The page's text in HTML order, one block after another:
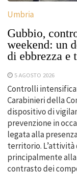
Umbria
Gubbio,
weekend: un
di ebbrezza e
5 AGOSTO 2026
Controlli
Carabinieri della
dispositivo di
prevenzione in
legata alla
territorio.
principalmente
contrasto dei